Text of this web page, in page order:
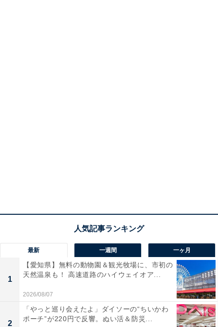
最新 一週間 一ヶ月
1
【愛知県】無料の動物園＆観光牧場に、市初の
天然温泉も！ 高速道路のハイウェイオア...
2026/08/07
2
「やっと巡り会えたよ」ダイソーの“ちいかわ
ポーチ”が220円で反響。ぬい活＆防災...